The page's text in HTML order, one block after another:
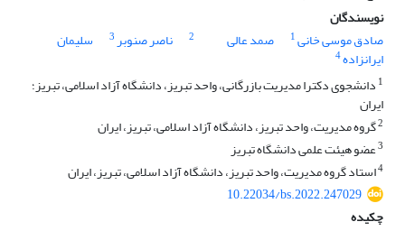
نویسندگان
صادق موسی خانی1 صمد عالی 2 ناصر صنوبر3 سلیمان
ایرانزاده4
1 دانشجوی دکترا مدیریت بازرگانی، واحد تبریز، دانشگاه آزاد اسلامی، تبریز؛
ایران
2گروه مدیریت، واحد تبریز، دانشگاه آزاد اسلامی، تبریز، ایران
3عضو هیئت علمی دانشگاه تبریز
4استاد گروه مدیریت، واحد تبریز، دانشگاه آزاد اسلامی، تبریز، ایران
10.22034/bs.2022.247029
چکیده